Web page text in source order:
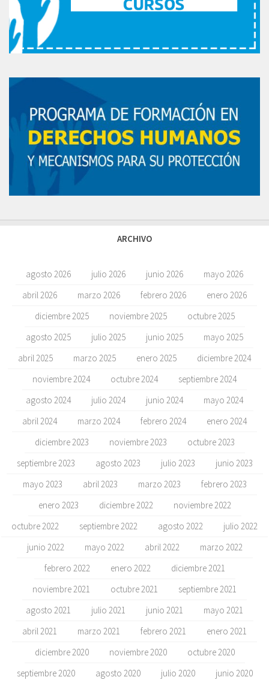
ARCHIVO
agosto 2026 julio 2026 junio 2026
mayo 2026
abril 2026
marzo 2026 febrero 2026
enero 2026
diciembre 2025
noviembre 2025
octubre 2025
agosto 2025
julio 2025 junio 2025
mayo 2025
abril 2025
marzo 2025 enero 2025
diciembre 2024
noviembre 2024
octubre 2024
septiembre 2024
agosto 2024
julio 2024 junio 2024
mayo 2024
abril 2024
marzo 2024 febrero 2024
enero 2024
diciembre 2023
noviembre 2023
octubre 2023
septiembre 2023
agosto 2023 julio 2023
junio 2023
mayo 2023
abril 2023 marzo 2023
febrero 2023
enero 2023
diciembre 2022
noviembre 2022
octubre 2022
septiembre 2022 agosto 2022
julio 2022
junio 2022
mayo 2022 abril 2022
marzo 2022
febrero 2022
enero 2022
diciembre 2021
noviembre 2021
octubre 2021
septiembre 2021
agosto 2021
julio 2021 junio 2021
mayo 2021
abril 2021
marzo 2021 febrero 2021
enero 2021
diciembre 2020
noviembre 2020
octubre 2020
septiembre 2020
agosto 2020 julio 2020
junio 2020